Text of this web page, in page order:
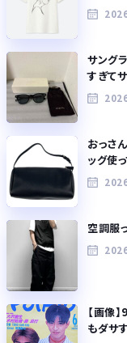
サング
すぎて
おっさ
ッグ使
空調服
【画像
もダサ